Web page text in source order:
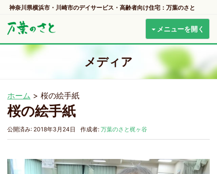
神奈川県横浜市・川崎市のデイサービス・高齢者向け住宅：万葉のさと
メニューを開く
メディア
ホーム > 桜の絵手紙
桜の絵手紙
公開済み: 2018年3月24日 作成者: 万葉のさと梶ヶ谷